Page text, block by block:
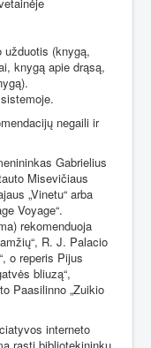
(knygą,
knygą apie drąsą,
negaili ir
Gabrielius
Misevičiaus
„Vinetu“ arba
Voyage“.
rekomenduoja
R. J. Palacio
o reperis Pijus
bliuzą“,
Paasilinno „Zuikio
interneto